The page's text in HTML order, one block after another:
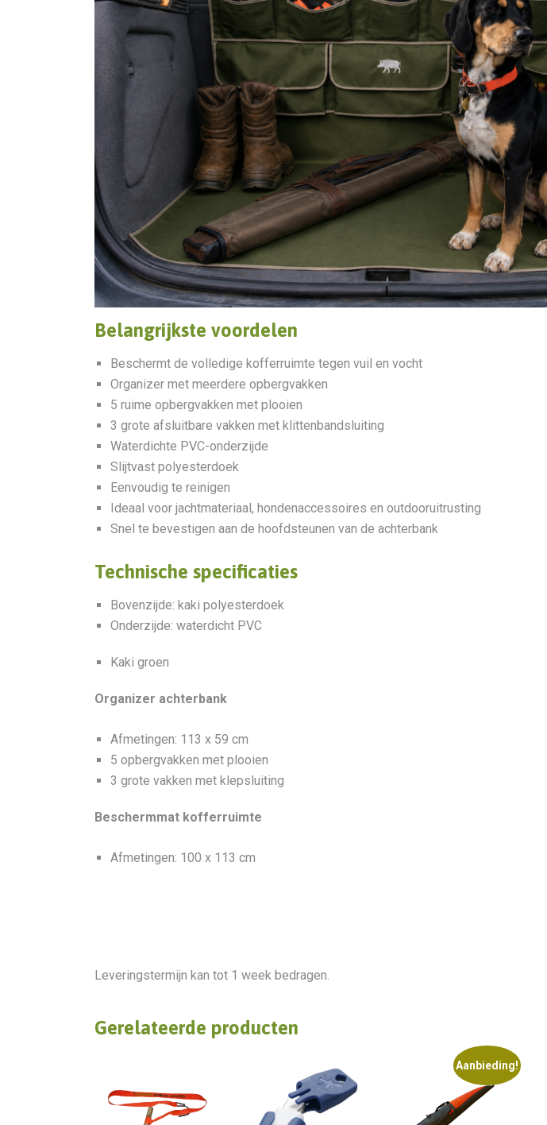
Belangrijkste voordelen
Beschermt de volledige kofferruimte tegen vuil en vocht
Organizer met meerdere opbergvakken
5 ruime opbergvakken met plooien
3 grote afsluitbare vakken met klittenbandsluiting
Waterdichte PVC-onderzijde
Slijtvast polyesterdoek
Eenvoudig te reinigen
Ideaal voor jachtmateriaal, hondenaccessoires en outdooruitrusting
Snel te bevestigen aan de hoofdsteunen van de achterbank
Technische specificaties
Bovenzijde: kaki polyesterdoek
Onderzijde: waterdicht PVC
Kaki groen
Organizer achterbank
Afmetingen: 113 x 59 cm
5 opbergvakken met plooien
3 grote vakken met klepsluiting
Beschermmat kofferruimte
Afmetingen: 100 x 113 cm
Leveringstermijn kan tot 1 week bedragen.
Gerelateerde producten
Aanbieding!